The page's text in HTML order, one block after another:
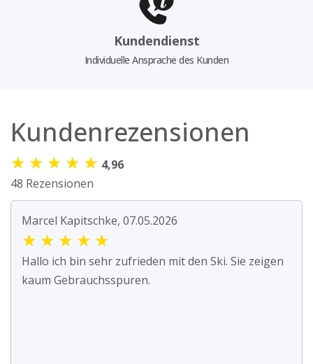
Kundendienst
Individuelle Ansprache des Kunden
Kundenrezensionen
★ ★ ★ ★ ★ 4,96
48 Rezensionen
Marcel Kapitschke, 07.05.2026
★ ★ ★ ★ ★
Hallo ich bin sehr zufrieden mit den Ski. Sie zeigen
kaum Gebrauchsspuren.